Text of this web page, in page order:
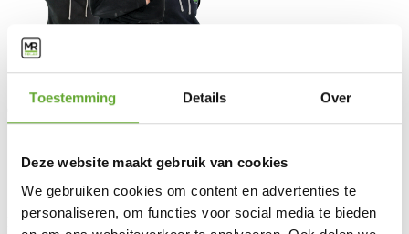
Toestemming Details Over
Deze website maakt gebruik van cookies
We gebruiken cookies om content en advertenties te
personaliseren, om functies voor social media te bieden
Industriële zonnepanelen
Energy Management System
Klantendienst